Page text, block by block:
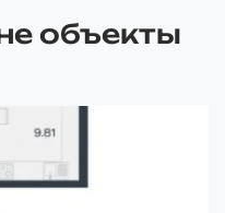
объекты